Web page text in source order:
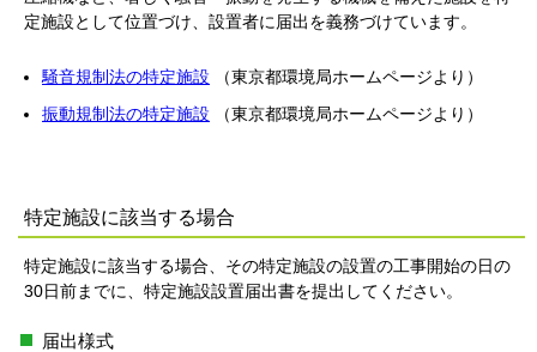
定施設として位置づけ、設置者に届出を義務づけています。
騒音規制法の特定施設 （東京都環境局ホームページより）
振動規制法の特定施設 （東京都環境局ホームページより）
特定施設に該当する場合
特定施設に該当する場合、その特定施設の設置の工事開始の日の
30日前までに、特定施設設置届出書を提出してください。
届出様式